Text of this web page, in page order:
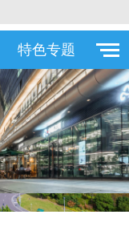
特色专题